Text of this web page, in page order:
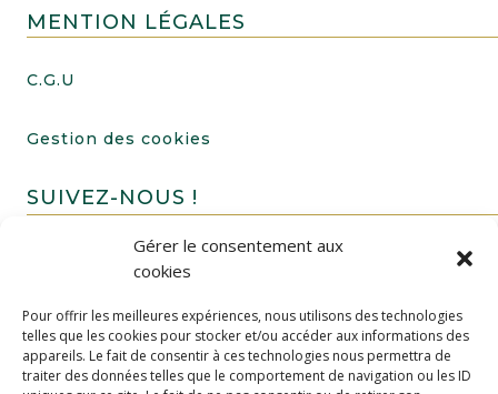
Gérer le consentement aux
cookies
Pour offrir les meilleures expériences, nous utilisons des technologies
telles que les cookies pour stocker et/ou accéder aux informations des
appareils. Le fait de consentir à ces technologies nous permettra de
traiter des données telles que le comportement de navigation ou les ID
MENTION LÉGALES
C.G.U
Gestion des cookies
SUIVEZ-NOUS !